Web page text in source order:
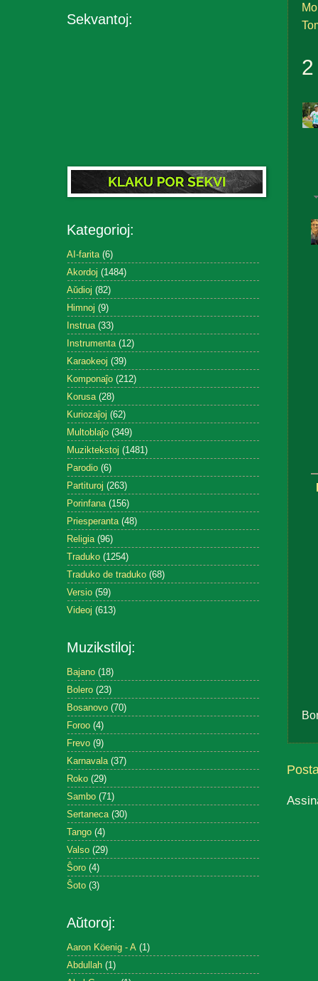
Sekvantoj:
Kategorioj:
AI-farita (6)
Akordoj (1484)
Aŭdioj (82)
Himnoj (9)
Instrua (33)
Instrumenta (12)
Karaokeoj (39)
Komponaĵo (212)
Korusa (28)
Kuriozaĵoj (62)
Multoblaĵo (349)
Muziktekstoj (1481)
Parodio (6)
Partituroj (263)
Porinfana (156)
Priesperanta (48)
Religia (96)
Traduko (1254)
Traduko de traduko (68)
Versio (59)
Videoj (613)
Muzikstiloj:
Bajano (18)
Bolero (23)
Bosanovo (70)
Foroo (4)
Frevo (9)
Karnavala (37)
Roko (29)
Sambo (71)
Sertaneca (30)
Tango (4)
Valso (29)
Ŝoro (4)
Ŝoto (3)
Aŭtoroj:
Aaron Köenig - A (1)
Abdullah (1)